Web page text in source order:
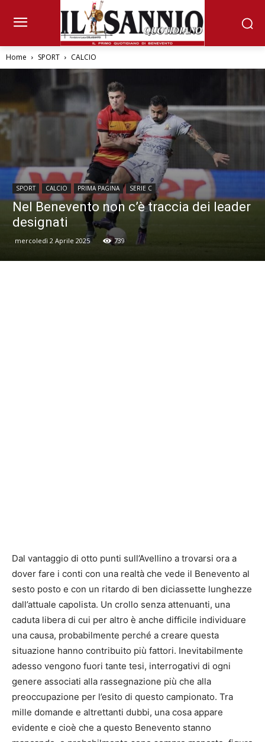
Home SPORT CALCIO
SPORT CALCIO PRIMA PAGINA SERIE C
Nel Benevento non c’è traccia dei leader
designati
mercoledì 2 Aprile 2025 739
Dal vantaggio di otto punti sull’Avellino a trovarsi ora a
dover fare i conti con una realtà che vede il Benevento al
sesto posto e con un ritardo di ben diciassette lunghezze
dall’attuale capolista. Un crollo senza attenuanti, una
caduta libera di cui per altro è anche difficile individuare
una causa, probabilmente perché a creare questa
situazione hanno contribuito più fattori. Inevitabilmente
adesso vengono fuori tante tesi, interrogativi di ogni
genere associati alla rassegnazione più che alla
preoccupazione per l’esito di questo campionato. Tra
mille domande e altrettanti dubbi, una cosa appare
evidente e cioè che a questo Benevento stanno